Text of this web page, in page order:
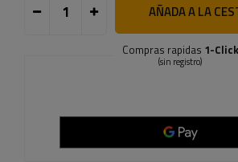
AÑADA A LA
Compras rapidas 1-Click
(sin registro)